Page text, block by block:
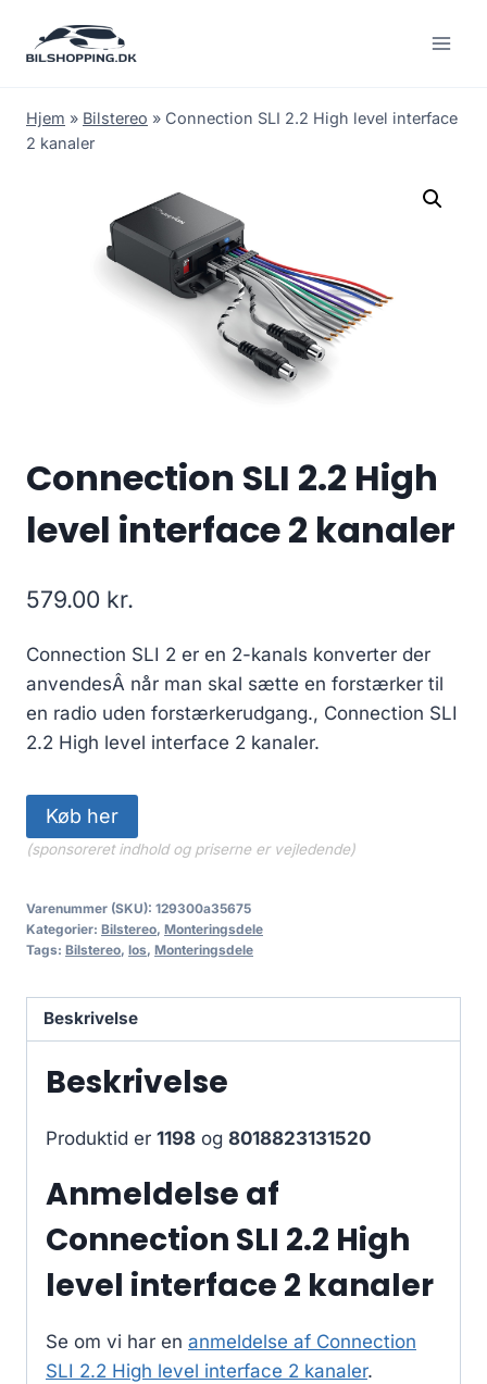
Hjem » Bilstereo » Connection SLI 2.2 High level interface
2 kanaler
Connection SLI 2.2 High
level interface 2 kanaler
579.00 kr.
Connection SLI 2 er en 2-kanals konverter der
anvendesÂ når man skal sætte en forstærker til
en radio uden forstærkerudgang., Connection SLI
2.2 High level interface 2 kanaler.
Køb her
(sponsoreret indhold og priserne er vejledende)
Varenummer (SKU): 129300a35675
Kategorier: Bilstereo, Monteringsdele
Tags: Bilstereo, los, Monteringsdele
Beskrivelse
Beskrivelse
Produktid er 1198 og 8018823131520
Anmeldelse af
Connection SLI 2.2 High
level interface 2 kanaler
Se om vi har en anmeldelse af Connection
SLI 2.2 High level interface 2 kanaler.